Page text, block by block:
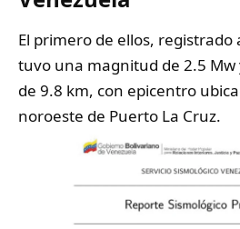
El primero de ellos, registrado
tuvo una magnitud de 2.5
de 9.8 km, con epicentro
noroeste de Puerto La Cruz.